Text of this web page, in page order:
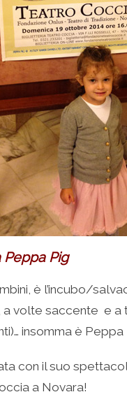
Peppa Pig
è l’incubo/
a volte saccente e
insomma è Peppa
con il suo
a Novara!